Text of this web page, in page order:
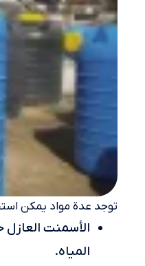
توجد عدة مواد يمكن
الأسمنت
المياه.